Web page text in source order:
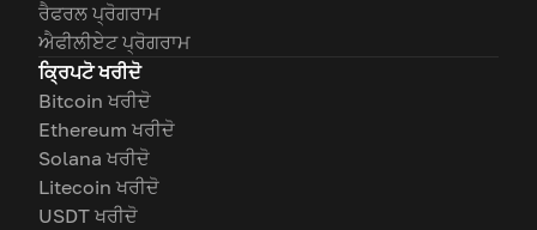
ਰੈਫਰਲ ਪ੍ਰੋਗਰਾਮ
ਐਫੀਲੀਏਟ ਪ੍ਰੋਗਰਾਮ
ਕ੍ਰਿਪਟੋ ਖਰੀਦੋ
Bitcoin ਖਰੀਦੋ
Ethereum ਖਰੀਦੋ
Solana ਖਰੀਦੋ
Litecoin ਖਰੀਦੋ
USDT ਖਰੀਦੋ